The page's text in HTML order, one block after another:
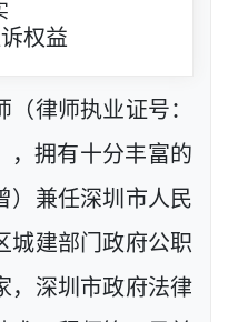
权益
律师执业证号：
拥有十分丰富的
）兼任深圳市人民
城建部门政府公职
，深圳市政府法律